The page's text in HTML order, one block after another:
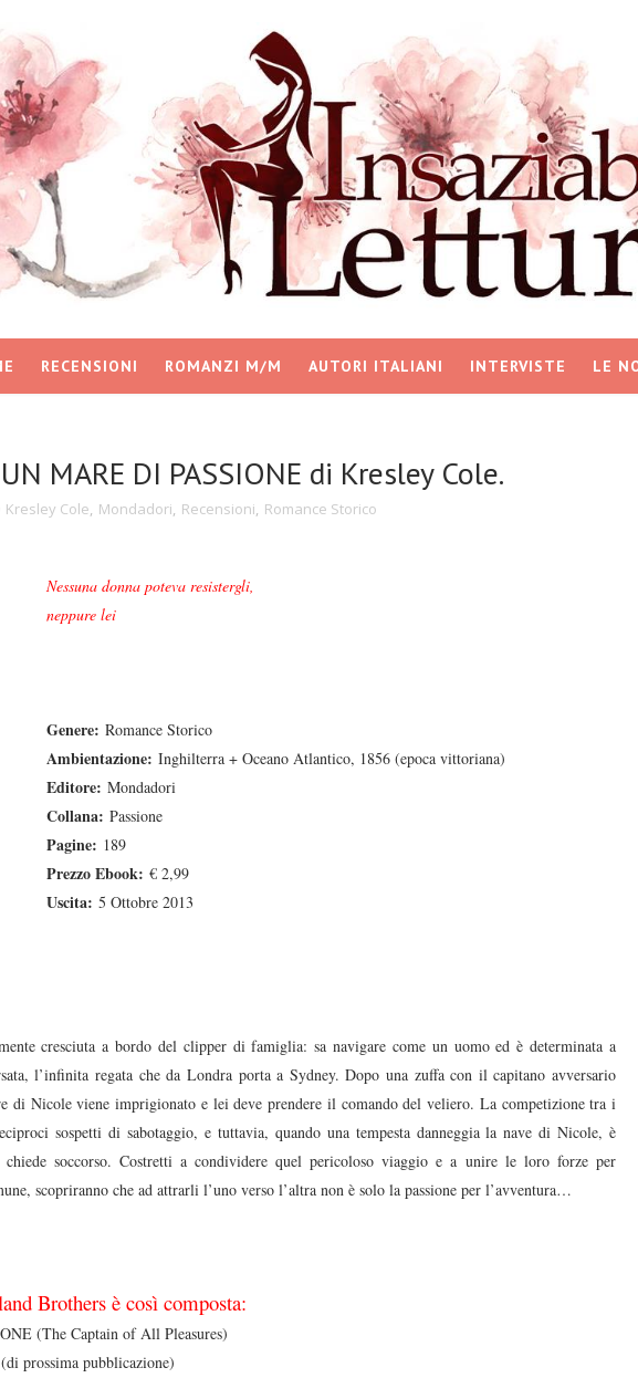
RECENSIONI ROMANZI M/M AUTORI ITALIANI INTERVISTE LE
MARE DI PASSIONE di Kresley Cole.
Kresley Cole, Mondadori, Recensioni, Romance Storico
Nessuna donna poteva resistergli,
neppure lei
Genere: Romance Storico
Ambientazione: Inghilterra + Oceano Atlantico, 1856 (epoca vittoriana)
Editore: Mondadori
Collana: Passione
Pagine: 189
Prezzo Ebook: € 2,99
Uscita: 5 Ottobre 2013
cresciuta a bordo del clipper di famiglia: sa navigare come un uomo ed è determinata a
l’infinita regata che da Londra porta a Sydney. Dopo una zuffa con il capitano avversario
di Nicole viene imprigionato e lei deve prendere il comando del veliero. La competizione tra i
sospetti di sabotaggio, e tuttavia, quando una tempesta danneggia la nave di Nicole, è
soccorso. Costretti a condividere quel pericoloso viaggio e a unire le loro forze per
scopriranno che ad attrarli l’uno verso l’altra non è solo la passione per l’avventura…
Brothers è così composta:
(The Captain of All Pleasures)
prossima pubblicazione)